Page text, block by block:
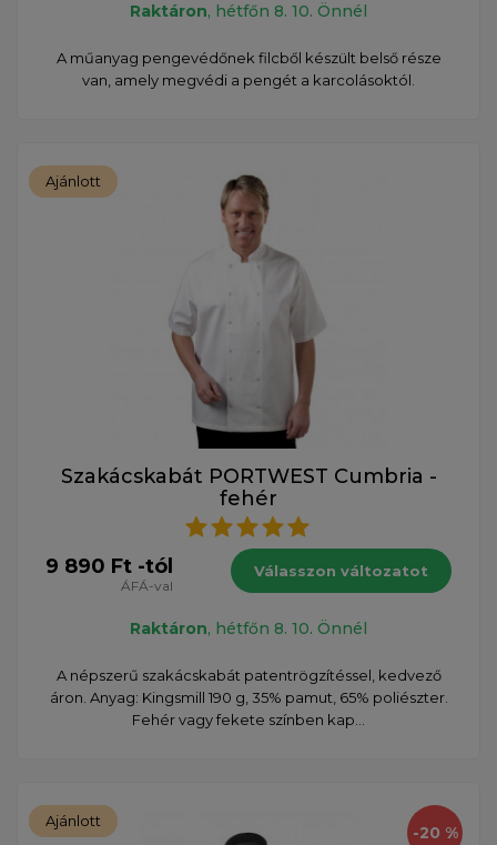
Raktáron, hétfőn 8. 10. Önnél
A műanyag pengevédőnek filcből készült belső része
van, amely megvédi a pengét a karcolásoktól.
Ajánlott
Szakácskabát PORTWEST Cumbria -
fehér
9 890 Ft -tól
ÁFÁ-val
Válasszon változatot
Raktáron, hétfőn 8. 10. Önnél
A népszerű szakácskabát patentrögzítéssel, kedvező
áron. Anyag: Kingsmill 190 g, 35% pamut, 65% poliészter.
Fehér vagy fekete színben kap...
-20 %
Ajánlott